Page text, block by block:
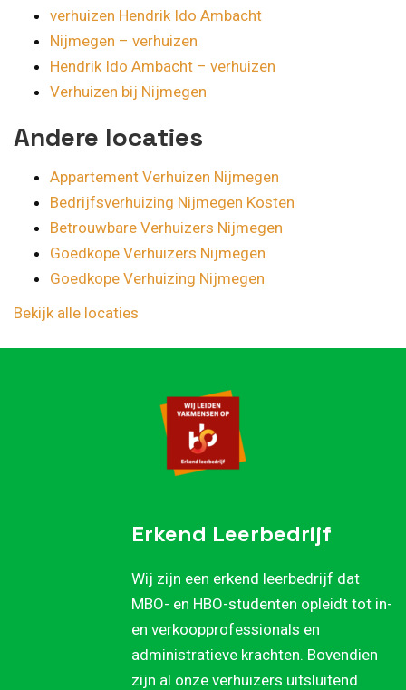
verhuizen Hendrik Ido Ambacht
Nijmegen – verhuizen
Hendrik Ido Ambacht – verhuizen
Verhuizen bij Nijmegen
Andere locaties
Appartement Verhuizen Nijmegen
Bedrijfsverhuizing Nijmegen Kosten
Betrouwbare Verhuizers Nijmegen
Goedkope Verhuizers Nijmegen
Goedkope Verhuizing Nijmegen
Bekijk alle locaties
Erkend Leerbedrijf
Wij zijn een erkend leerbedrijf dat
MBO- en HBO-studenten opleidt tot in-
en verkoopprofessionals en
administratieve krachten. Bovendien
zijn al onze verhuizers uitsluitend